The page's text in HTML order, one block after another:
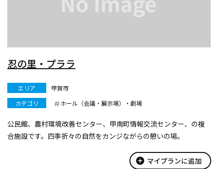
忍の里・プララ
エリア
甲賀市
カテゴリ
ホール（会議・展示場）・劇場
公民館、農村環境改善センター、甲南町情報交流センター、の複
合施設です。四季折々の自然をカンジながらの憩いの場。
add_circle マイプランに追加